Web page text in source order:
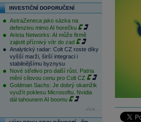
INVESTIČNÍ DOPORUČENÍ
AstraZeneca jako sázka na
defenzivu mimo AI horečku
Arista Networks: AI může firmě
zajistit příznivý vítr do zad
Analytický radar: Colt CZ roste díky
vyšší marži, širší integraci i
stabilnějšímu byznysu
Nové střelivo pro další růst. Patria
mění cílovou cenu pro Colt CZ
Goldman Sachs: Je dobrý okamžik
využít poklesu Microsoftu. Nvidia
dál tahounem AI boomu
více...